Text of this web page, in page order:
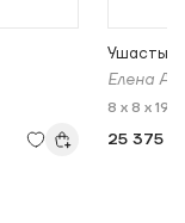
Ушастый
Елена
8 x 8 x 19
25 375 ₽